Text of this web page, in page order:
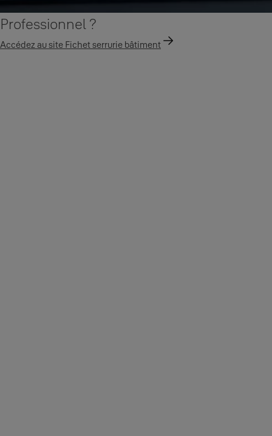
Professionnel ?
Accédez au site Fichet serrurie bâtiment